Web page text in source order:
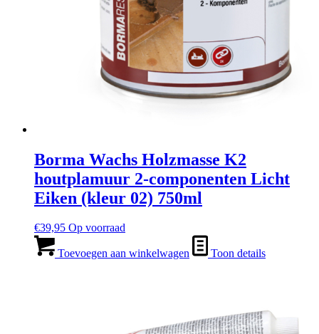
Borma Wachs Holzmasse K2
houtplamuur 2-componenten Licht
Eiken (kleur 02) 750ml
€39,95 Op voorraad
Toevoegen aan winkelwagen Toon details